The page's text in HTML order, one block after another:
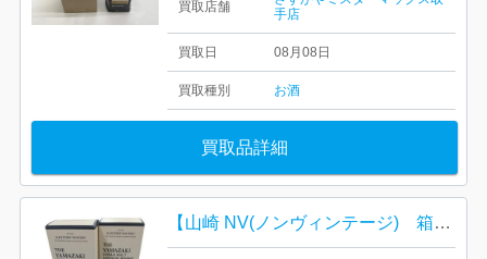
買取店舗
手店
買取日 08月08日
買取種別 お酒
買取品詳細
【山崎 NV(ノンヴィンテージ) 箱有り完備/お酒・ジャパニーズウイスキー・40度・700ml・ホログラム付き】